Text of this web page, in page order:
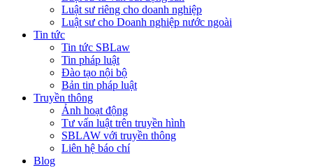
Luật sư riêng cho doanh nghiệp
Luật sư cho Doanh nghiệp nước ngoài
Tin tức
Tin tức SBLaw
Tin pháp luật
Đào tạo nội bộ
Bản tin pháp luật
Truyền thông
Ảnh hoạt động
Tư vấn luật trên truyền hình
SBLAW với truyền thông
Liên hệ báo chí
Blog